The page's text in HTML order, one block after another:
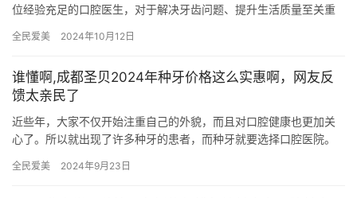
位经验充足的口腔医生，对于解决牙齿问题、提升生活质量至关重
生，包…
全民爱美 2024年10月12日
谁懂啊,成都圣贝2024年种牙价格这么实惠啊，网友反
馈太亲民了
近些年，大家不仅开始注重自己的外貌，而且对口腔健康也更加关
心了。所以就出现了许多种牙的患者，而种牙就要选择口腔医院。
了解了…
全民爱美 2024年9月23日